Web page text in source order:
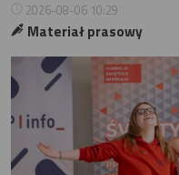
2026-08-06 10:29
Materiał prasowy